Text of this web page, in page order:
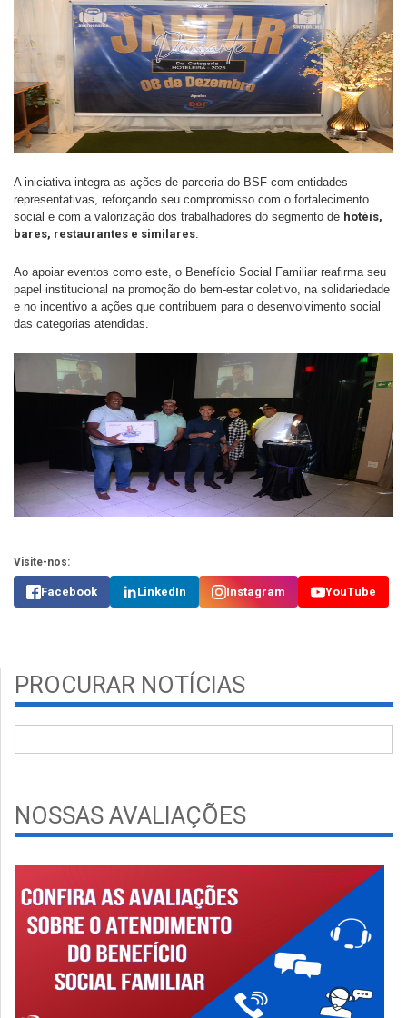
A iniciativa integra as ações de parceria do BSF com entidades
representativas, reforçando seu compromisso com o fortalecimento
social e com a valorização dos trabalhadores do segmento de hotéis,
bares, restaurantes e similares.
Ao apoiar eventos como este, o Benefício Social Familiar reafirma seu
papel institucional na promoção do bem-estar coletivo, na solidariedade
e no incentivo a ações que contribuem para o desenvolvimento social
das categorias atendidas.
Visite-nos:
Facebook LinkedIn Instagram YouTube
PROCURAR NOTÍCIAS
NOSSAS AVALIAÇÕES